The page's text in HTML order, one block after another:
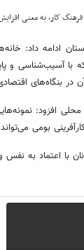
کار، به معنی
ادامه داد:
که با آسیب‌شناسی
در بنگاه‌های
محلی افزود:
بومی
با اعتماد به نفس